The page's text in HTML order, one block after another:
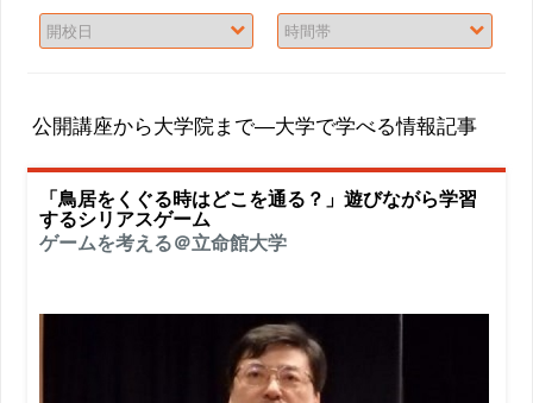
公開講座から大学院まで―大学で学べる情報記事
「鳥居をくぐる時はどこを通る？」遊びながら学習
するシリアスゲーム
ゲームを考える＠立命館大学